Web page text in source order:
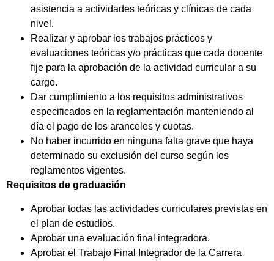
asistencia a actividades teóricas y clínicas de cada
nivel.
Realizar y aprobar los trabajos prácticos y
evaluaciones teóricas y/o prácticas que cada docente
fije para la aprobación de la actividad curricular a su
cargo.
Dar cumplimiento a los requisitos administrativos
especificados en la reglamentación manteniendo al
día el pago de los aranceles y cuotas.
No haber incurrido en ninguna falta grave que haya
determinado su exclusión del curso según los
reglamentos vigentes.
Requisitos de graduación
Aprobar todas las actividades curriculares previstas en
el plan de estudios.
Aprobar una evaluación final integradora.
Aprobar el Trabajo Final Integrador de la Carrera